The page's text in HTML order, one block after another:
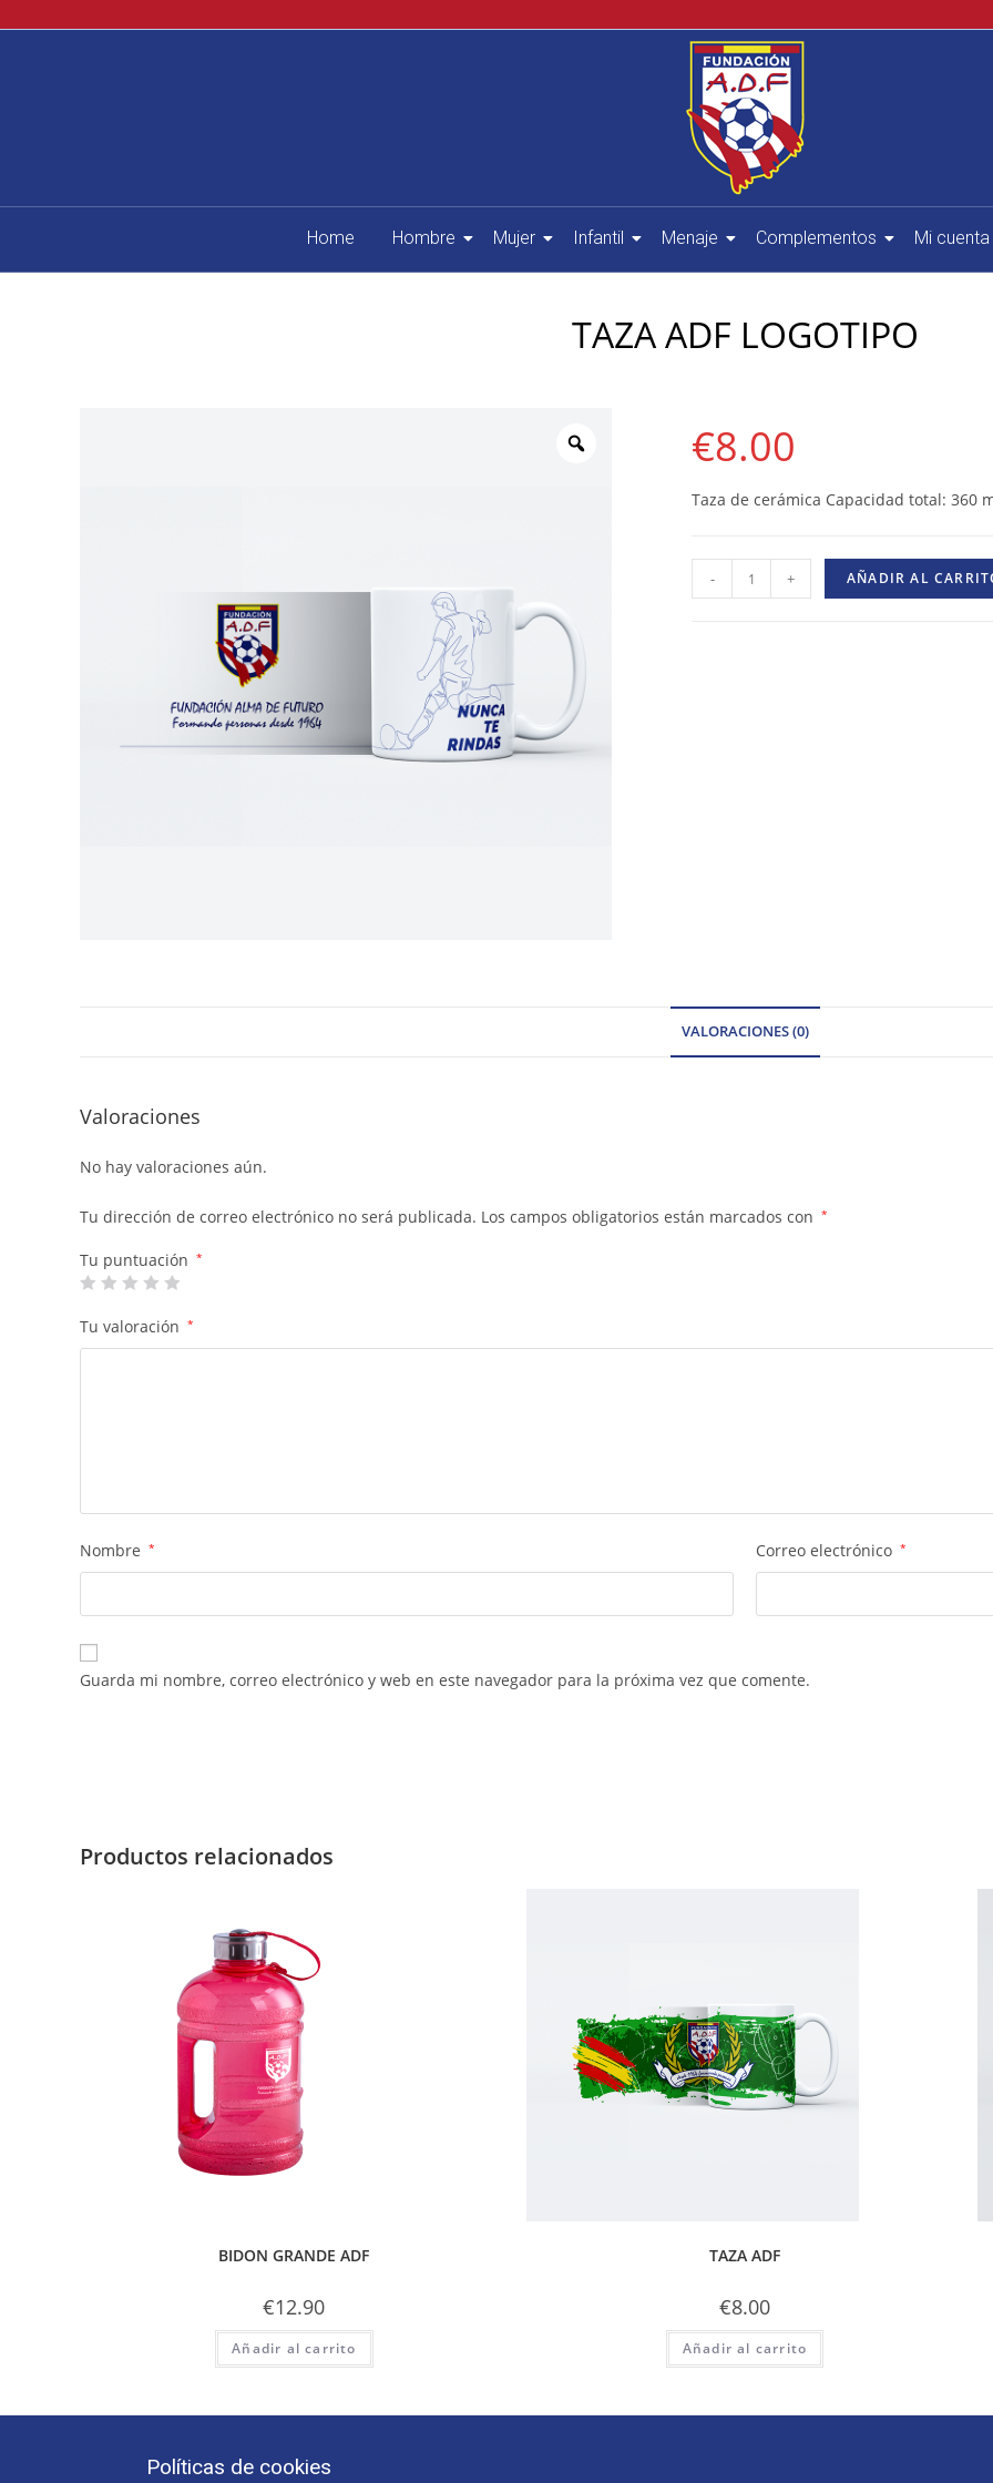
Home Hombre Mujer Infantil Menaje Complementos Mi cuenta
TAZA ADF LOGOTIPO
€8.00
Taza de cerámica Capacidad total: 360
- + AÑADIR AL
VALORACIONES (0)
Valoraciones
No hay valoraciones aún.
Tu dirección de correo electrónico no será publicada. Los campos obligatorios están marcados con *
Tu puntuación *
Tu valoración *
Nombre * Correo electrónico *
Guarda mi nombre, correo electrónico y web en este navegador para la próxima vez que comente.
Productos relacionados
BIDON GRANDE ADF
€12.90
Añadir al carrito
TAZA ADF
€8.00
Añadir al carrito
Políticas de cookies